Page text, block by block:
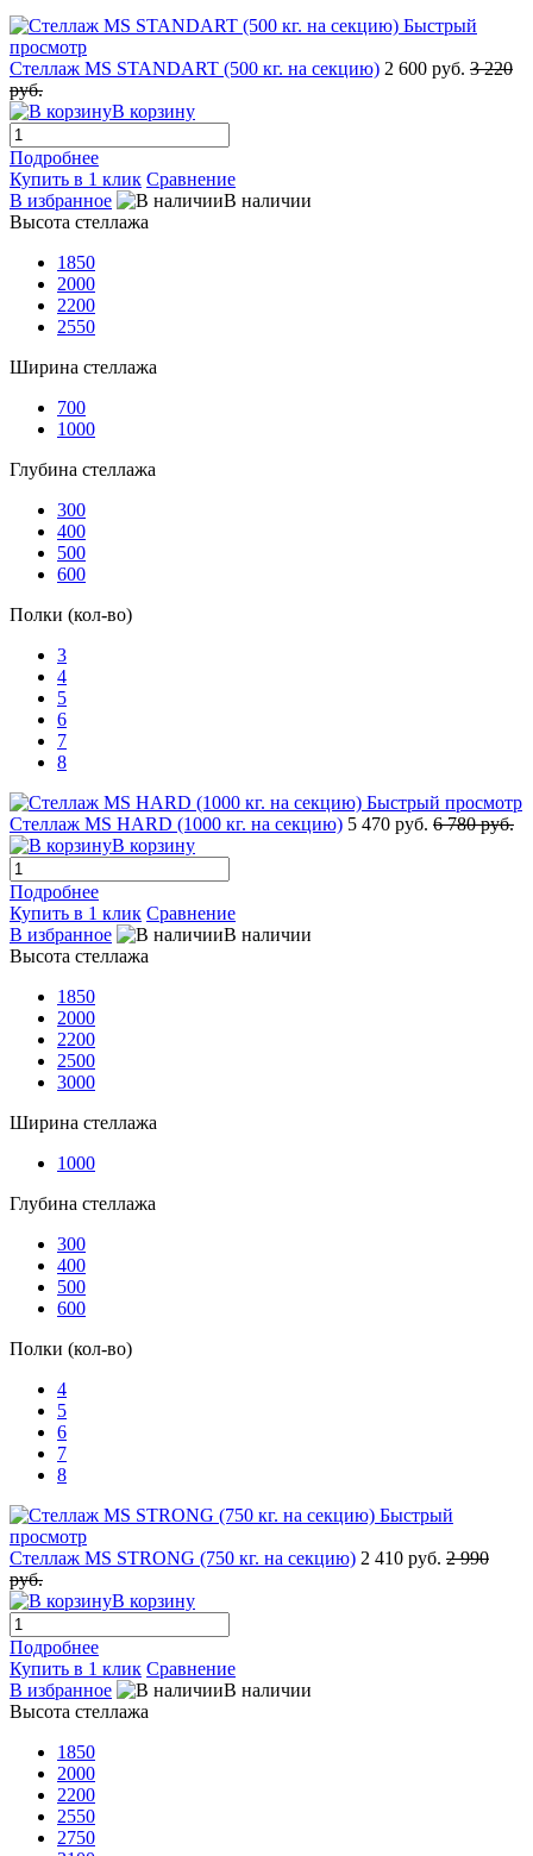
Быстрый
просмотр
Стеллаж MS STANDART (500 кг. на секцию) 2 600 руб. 3 220
руб.
В корзину
Подробнее
Купить в 1 клик Сравнение
В избранное
В наличии
Высота стеллажа
1850
2000
2200
2550
Ширина стеллажа
700
1000
Глубина стеллажа
300
400
500
600
Полки (кол-во)
3
4
5
6
7
8
Быстрый просмотр
Стеллаж MS HARD (1000 кг. на секцию) 5 470 руб. 6 780 руб.
В корзину
Подробнее
Купить в 1 клик Сравнение
В избранное
В наличии
Высота стеллажа
1850
2000
2200
2500
3000
Ширина стеллажа
1000
Глубина стеллажа
300
400
500
600
Полки (кол-во)
4
5
6
7
8
Быстрый
просмотр
Стеллаж MS STRONG (750 кг. на секцию) 2 410 руб. 2 990
руб.
В корзину
Подробнее
Купить в 1 клик Сравнение
В избранное
В наличии
Высота стеллажа
1850
2000
2200
2550
2750